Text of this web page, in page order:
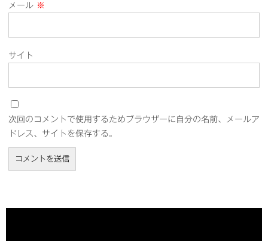
メール ※
サイト
次回のコメントで使用するためブラウザーに自分の名前、メールア
ドレス、サイトを保存する。